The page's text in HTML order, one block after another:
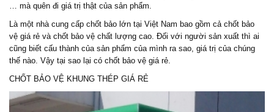
… mà quên đi giá trị thật của sản phẩm.
Là một nhà cung cấp chốt bảo lớn tại Việt Nam bao gồm cả chốt bảo
vệ giá rẻ và chốt bảo vệ chất lượng cao. Đối với người sản xuất thì ai
cũng biết cấu thành của sản phẩm của mình ra sao, giá trị của chúng
thế nào. Vậy tại sao lại có chốt bảo vệ giá rẻ.
CHỐT BẢO VỆ KHUNG THÉP GIÁ RẺ